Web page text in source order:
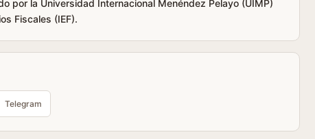
por la Universidad Internacional Menéndez Pelayo (UIMP)
Fiscales (IEF).
Telegram